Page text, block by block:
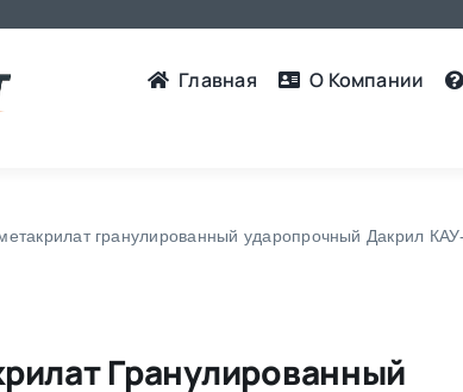
Главная О Компании
гранулированный ударопрочный Дакрил
Гранулированный